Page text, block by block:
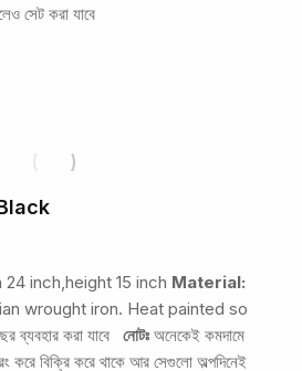
সেট করা যাবে
24 inch,height 15 inch Material:
wrought iron. Heat painted so
ব্যবহার করা যাবে নোটঃ অনেকেই কমদামে
রং করে বিক্রি করে থাকে আর সেগুলো অল্পদিনেই